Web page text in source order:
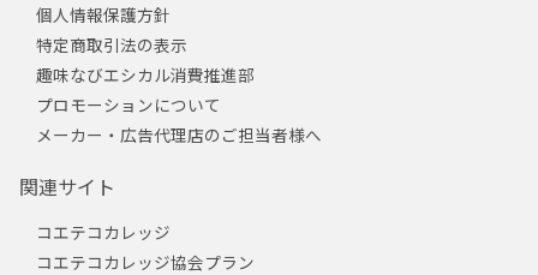
個人情報保護方針
特定商取引法の表示
趣味なびエシカル消費推進部
プロモーションについて
メーカー・広告代理店のご担当者様へ
関連サイト
コエテコカレッジ
コエテコカレッジ協会プラン